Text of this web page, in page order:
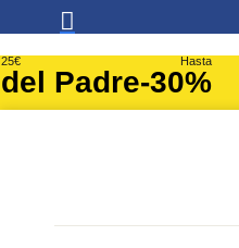
Padre
Hasta
-30%